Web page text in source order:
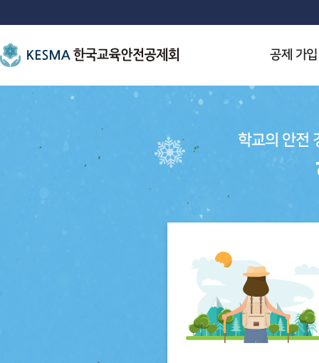
공제 가
학교의 안전